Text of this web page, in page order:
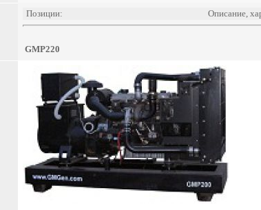
Позиции: Описание,
GMP220